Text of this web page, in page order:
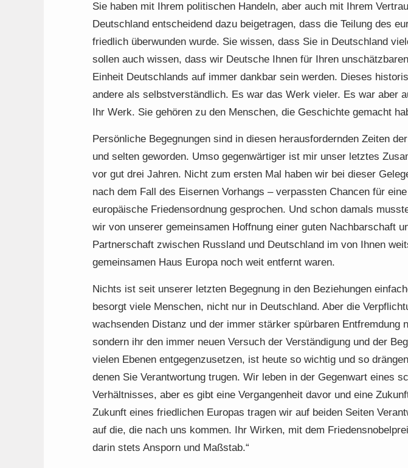
Sie haben mit Ihrem politischen Handeln, aber auch mit Ihrem
Deutschland entscheidend dazu beigetragen, dass die Teilung des
friedlich überwunden wurde. Sie wissen, dass Sie in Deutschland
sollen auch wissen, dass wir Deutsche Ihnen für Ihren
Einheit Deutschlands auf immer dankbar sein werden. Dieses
andere als selbstverständlich. Es war das Werk vieler. Es war aber
Ihr Werk. Sie gehören zu den Menschen, die Geschichte gemacht
Persönliche Begegnungen sind in diesen herausfordernden Zeiten
und selten geworden. Umso gegenwärtiger ist mir unser letztes
vor gut drei Jahren. Nicht zum ersten Mal haben wir bei dieser
nach dem Fall des Eisernen Vorhangs – verpassten Chancen für
europäische Friedensordnung gesprochen. Und schon damals
wir von unserer gemeinsamen Hoffnung einer guten Nachbarschaft
Partnerschaft zwischen Russland und Deutschland im von Ihnen
gemeinsamen Haus Europa noch weit entfernt waren.
Nichts ist seit unserer letzten Begegnung in den Beziehungen
besorgt viele Menschen, nicht nur in Deutschland. Aber die
wachsenden Distanz und der immer stärker spürbaren Entfremdung
sondern ihr den immer neuen Versuch der Verständigung und der
vielen Ebenen entgegenzusetzen, ist heute so wichtig und so
denen Sie Verantwortung trugen. Wir leben in der Gegenwart eines
Verhältnisses, aber es gibt eine Vergangenheit davor und eine
Zukunft eines friedlichen Europas tragen wir auf beiden Seiten
auf die, die nach uns kommen. Ihr Wirken, mit dem
darin stets Ansporn und Maßstab.“